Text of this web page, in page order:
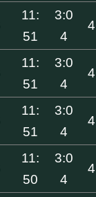
11:
51
3:0
4
11:
51
3:0
4
11:
51
3:0
4
11:
50
3:0
4